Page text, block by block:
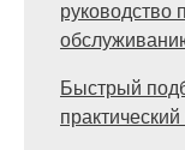
Быстрый